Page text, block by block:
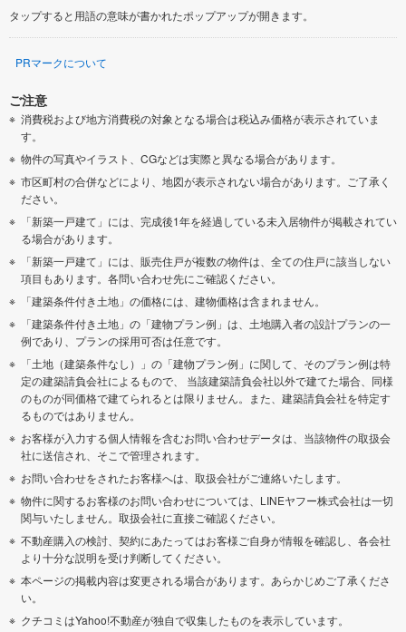
タップすると用語の意味が書かれたポップアップが開きます。
PRマークについて
ご注意
消費税および地方消費税の対象となる場合は税込み価格が表示されていま
す。
物件の写真やイラスト、CGなどは実際と異なる場合があります。
市区町村の合併などにより、地図が表示されない場合があります。ご了承く
ださい。
「新築一戸建て」には、完成後1年を経過している未入居物件が掲載されてい
る場合があります。
「新築一戸建て」には、販売住戸が複数の物件は、全ての住戸に該当しない
項目もあります。各問い合わせ先にご確認ください。
「建築条件付き土地」の価格には、建物価格は含まれません。
「建築条件付き土地」の「建物プラン例」は、土地購入者の設計プランの一
例であり、プランの採用可否は任意です。
「土地（建築条件なし）」の「建物プラン例」に関して、そのプラン例は特
定の建築請負会社によるもので、 当該建築請負会社以外で建てた場合、同様
のものが同価格で建てられるとは限りません。また、建築請負会社を特定す
るものではありません。
お客様が入力する個人情報を含むお問い合わせデータは、当該物件の取扱会
社に送信され、そこで管理されます。
お問い合わせをされたお客様へは、取扱会社がご連絡いたします。
物件に関するお客様のお問い合わせについては、LINEヤフー株式会社は一切
関与いたしません。取扱会社に直接ご確認ください。
不動産購入の検討、契約にあたってはお客様ご自身が情報を確認し、各会社
より十分な説明を受け判断してください。
本ページの掲載内容は変更される場合があります。あらかじめご了承くださ
い。
クチコミはYahoo!不動産が独自で収集したものを表示しています。